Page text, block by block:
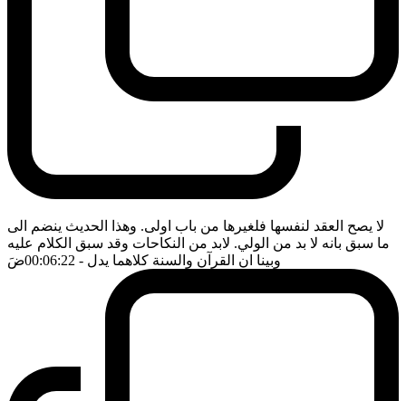
لا يصح العقد لنفسها فلغيرها من باب اولى. وهذا الحديث ينضم الى
ما سبق بانه لا بد من الولي. لابد من النكاحات وقد سبق الكلام عليه
وبينا ان القرآن والسنة كلاهما يدل - 00:06:22 ضَ